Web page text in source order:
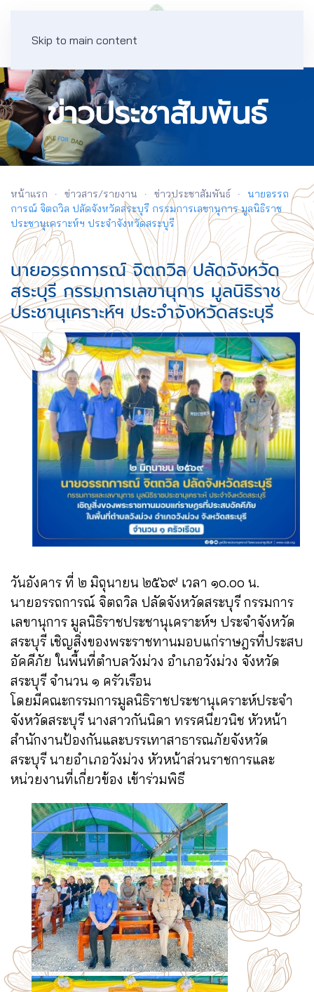
Skip to main content
ข่าวประชาสัมพันธ์
หน้าแรก ข่าวสาร/รายงาน ข่าวประชาสัมพันธ์
นายอรรถ
การณ์ จิตถวิล ปลัดจังหวัดสระบุรี กรรมการเลขานุการ มูลนิธิราช
ประชานุเคราะห์ฯ ประจำจังหวัดสระบุรี
นายอรรถการณ์ จิตถวิล ปลัดจังหวัด
สระบุรี กรรมการเลขานุการ มูลนิธิราช
ประชานุเคราะห์ฯ ประจำจังหวัดสระบุรี
วันอังคาร ที่ ๒ มิถุนายน ๒๕๖๙ เวลา ๑๐.๐๐ น.
นายอรรถการณ์ จิตถวิล ปลัดจังหวัดสระบุรี กรรมการ
เลขานุการ มูลนิธิราชประชานุเคราะห์ฯ ประจำจังหวัด
สระบุรี เชิญสิ่งของพระราชทานมอบแก่ราษฎรที่ประสบ
อัคคีภัย ในพื้นที่ตำบลวังม่วง อำเภอวังม่วง จังหวัด
สระบุรี จำนวน ๑ ครัวเรือน
โดยมีคณะกรรมการมูลนิธิราชประชานุเคราะห์ประจำ
จังหวัดสระบุรี นางสาวกันนิดา ทรรศนียวนิช หัวหน้า
สำนักงานป้องกันและบรรเทาสาธารณภัยจังหวัด
สระบุรี นายอำเภอวังม่วง หัวหน้าส่วนราชการและ
หน่วยงานที่เกี่ยวข้อง เข้าร่วมพิธี